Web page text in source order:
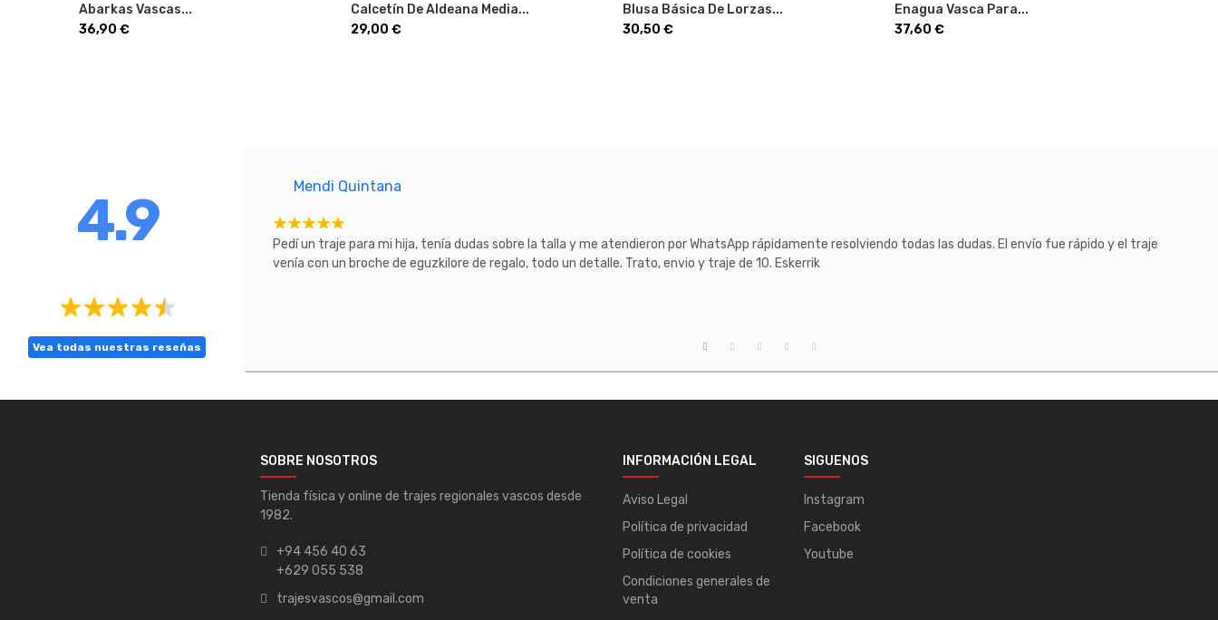
Abarkas Vascas...
Precio
36,90 €
Calcetín De Aldeana Media...
Precio
29,00 €
Blusa Básica De Lorzas...
Precio
30,50 €
Enagua Vasca Para...
Precio
37,60 €
4.9
Vea todas nuestras reseñas
Mendi Quintana
Pedí un traje para mi hija, tenía dudas sobre la talla y me atendieron por WhatsApp rápidamente resolviendo todas las dudas. El envío fue rápido y el traje
venía con un broche de eguzkilore de regalo, todo un detalle. Trato, envio y traje de 10. Eskerrik
SOBRE NOSOTROS
Tienda física y online de trajes regionales vascos desde
1982.
+94 456 40 63
+629 055 538
trajesvascos@gmail.com
INFORMACIÓN LEGAL
Aviso Legal
Política de privacidad
Política de cookies
Condiciones generales de
venta
SIGUENOS
Instagram
Facebook
Youtube